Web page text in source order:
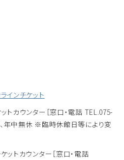
インチケット
トカウンター ［窓口・電話 TEL.075-
年中無休 ※臨時休館日等により変
ットカウンター ［窓口・電話